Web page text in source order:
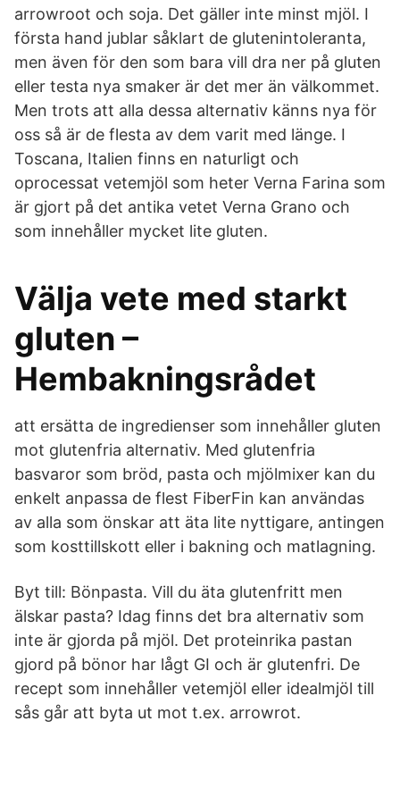
arrowroot och soja. Det gäller inte minst mjöl. I
första hand jublar såklart de glutenintoleranta,
men även för den som bara vill dra ner på gluten
eller testa nya smaker är det mer än välkommet.
Men trots att alla dessa alternativ känns nya för
oss så är de flesta av dem varit med länge. I
Toscana, Italien finns en naturligt och
oprocessat vetemjöl som heter Verna Farina som
är gjort på det antika vetet Verna Grano och
som innehåller mycket lite gluten.
Välja vete med starkt
gluten –
Hembakningsrådet
att ersätta de ingredienser som innehåller gluten
mot glutenfria alternativ. Med glutenfria
basvaror som bröd, pasta och mjölmixer kan du
enkelt anpassa de flest FiberFin kan användas
av alla som önskar att äta lite nyttigare, antingen
som kosttillskott eller i bakning och matlagning.
Byt till: Bönpasta. Vill du äta glutenfritt men
älskar pasta? Idag finns det bra alternativ som
inte är gjorda på mjöl. Det proteinrika pastan
gjord på bönor har lågt GI och är glutenfri. De
recept som innehåller vetemjöl eller idealmjöl till
sås går att byta ut mot t.ex. arrowrot.